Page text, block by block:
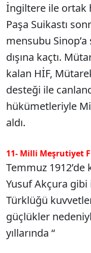
İngiltere ile ortak
Paşa Suikastı
mensubu
dışına kaçtı.
kalan HİF,
desteği ile
hükümetleriyle
aldı.
11- Milli Meşrutiyet
Temmuz 1912’de
Yusuf Akçura
Türklüğü
güçlükler
yıllarında “